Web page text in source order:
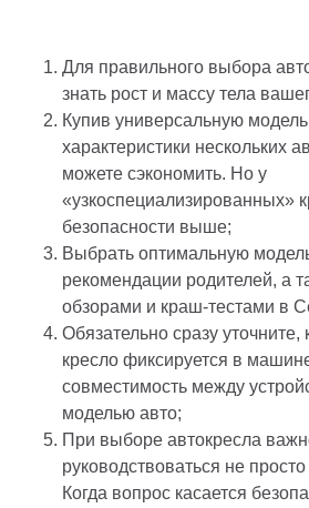
Для правильного выбора
знать рост и массу тела
Купив универсальную
характеристики нескольких
можете сэкономить. Но у
«узкоспециализированных»
безопасности выше;
Выбрать оптимальную
рекомендации родителей, а
обзорами и краш-тестами в
Обязательно сразу уточните,
кресло фиксируется в
совместимость между
моделью авто;
При выборе автокресла
руководствоваться не
Когда вопрос касается